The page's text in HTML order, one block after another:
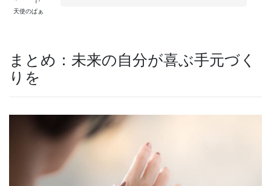
天使のぱぁ
まとめ：未来の自分が喜ぶ手元づく
りを